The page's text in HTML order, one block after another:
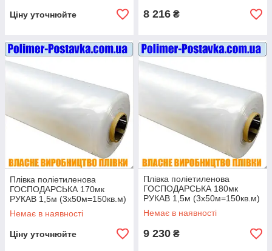
Ціну уточнюйте 8 216 ₴
Плівка поліетиленова
ГОСПОДАРСЬКА 170мк
РУКАВ 1,5м (3х50м=150кв.м)
Немає в наявності
Ціну уточнюйте
Плівка поліетиленова
ГОСПОДАРСЬКА 180мк
РУКАВ 1,5м (3х50м=150кв.м)
Немає в наявності
9 230 ₴